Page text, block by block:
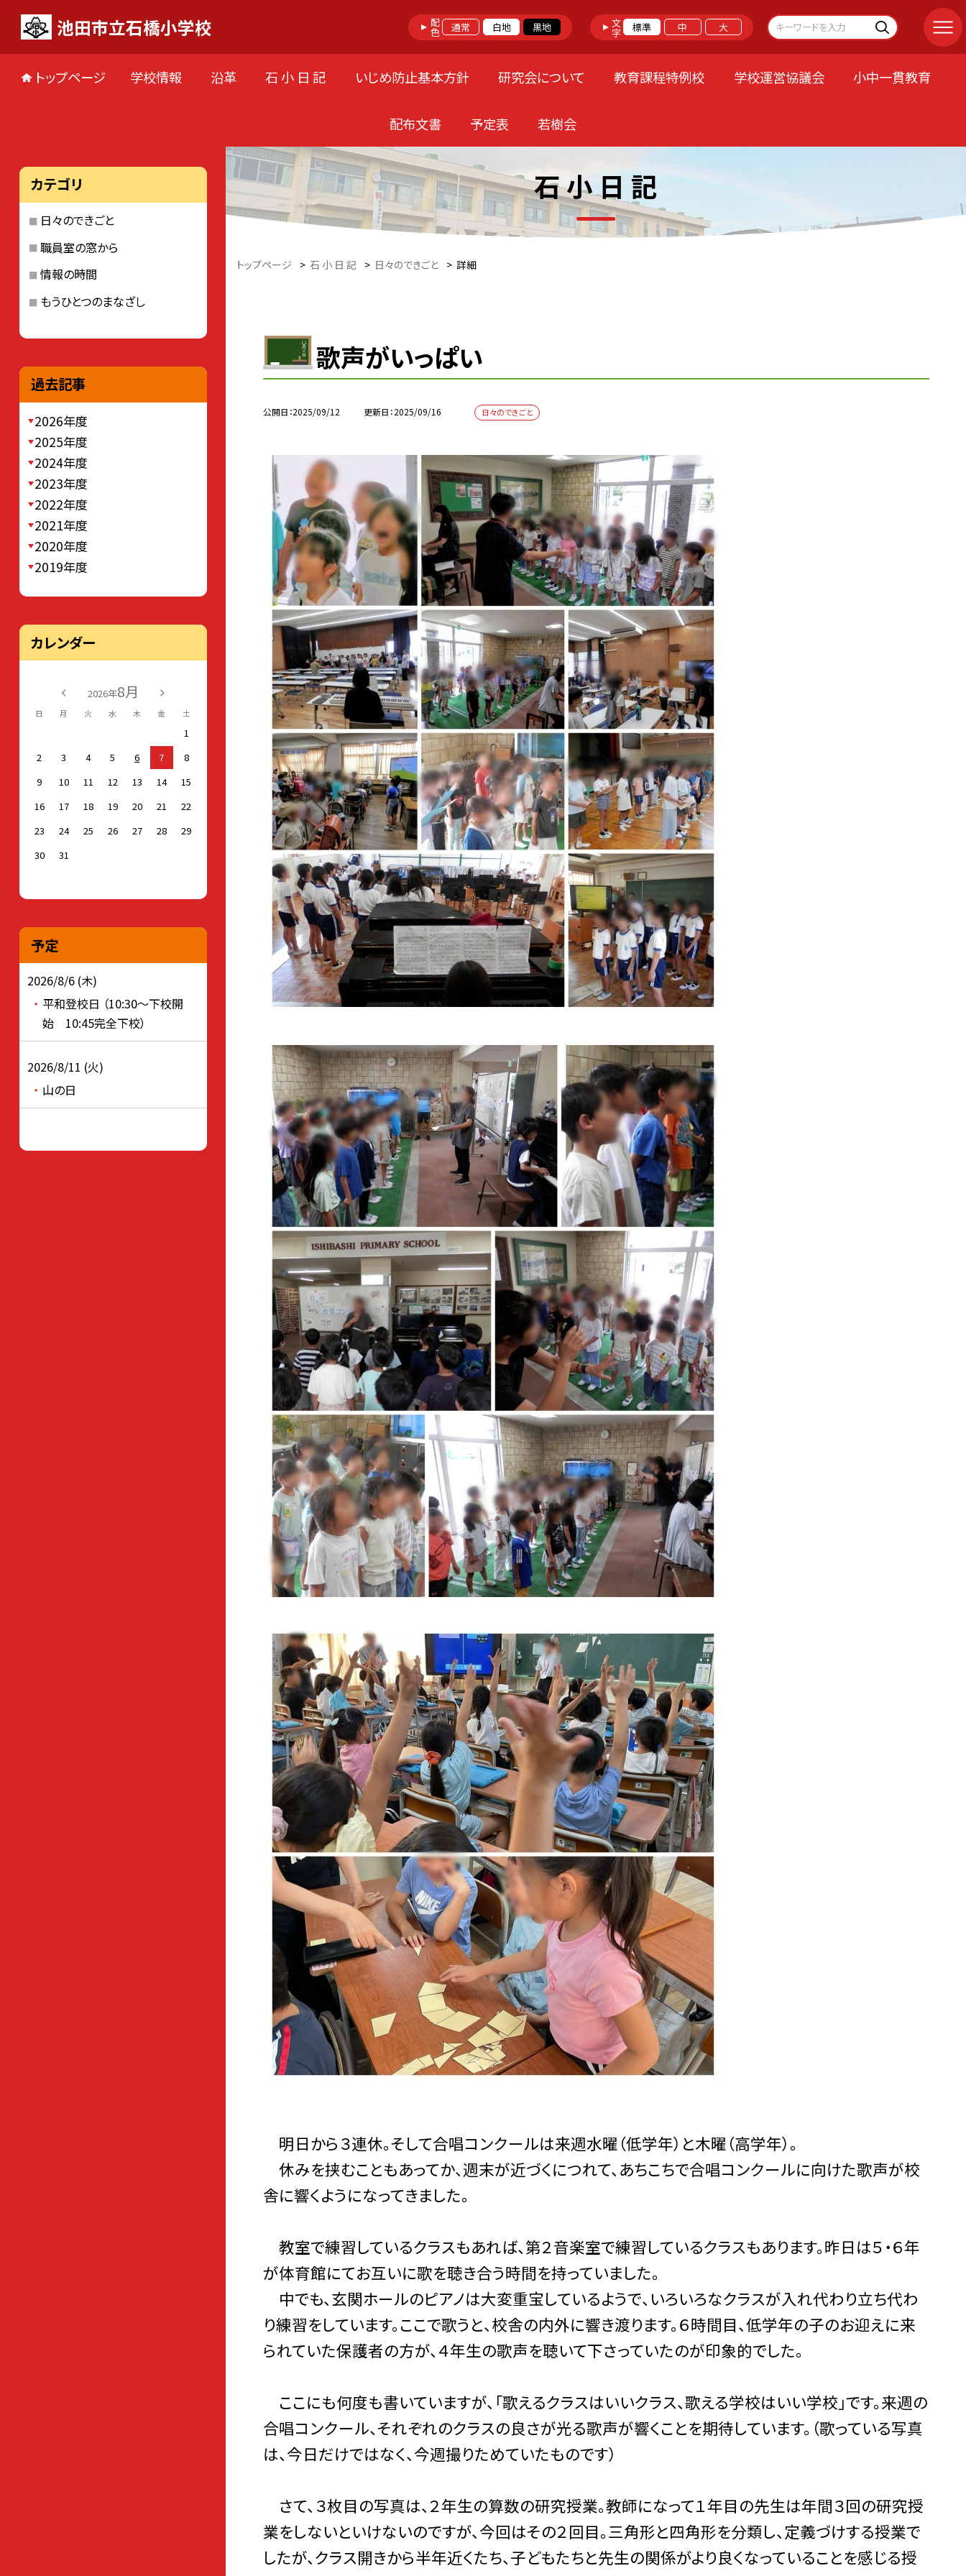
池田市立石橋小学校 配色 通常 白地 黒地 文字 標準 中 大
トップページ 学校情報 沿革 石 小 日 記 いじめ防止基本方針 研究会について 教育課程特例校 学校運営協議会 小中一貫教育
配布文書 予定表 若樹会
石 小 日 記
トップページ > 石 小 日 記 > 日々のできごと > 詳細
歌声がいっぱい
公開日 2025/09/12 更新日 2025/09/16 日々のできごと
明日から３連休。そして合唱コンクールは来週水曜（低学年）と木曜（高学年）。
休みを挟むこともあってか、週末が近づくにつれて、あちこちで合唱コンクールに向けた歌声が校
舎に響くようになってきました。
教室で練習しているクラスもあれば、第２音楽室で練習しているクラスもあります。昨日は５・６年
が体育館にてお互いに歌を聴き合う時間を持っていました。
中でも、玄関ホールのピアノは大変重宝しているようで、いろいろなクラスが入れ代わり立ち代わ
り練習をしています。ここで歌うと、校舎の内外に響き渡ります。６時間目、低学年の子のお迎えに来
られていた保護者の方が、４年生の歌声を聴いて下さっていたのが印象的でした。
ここにも何度も書いていますが、「歌えるクラスはいいクラス、歌える学校はいい学校」です。来週の
合唱コンクール、それぞれのクラスの良さが光る歌声が響くことを期待しています。（歌っている写真
は、今日だけではなく、今週撮りためていたものです）
さて、３枚目の写真は、２年生の算数の研究授業。教師になって１年目の先生は年間３回の研究授
業をしないといけないのですが、今回はその２回目。三角形と四角形を分類し、定義づけする授業で
したが、クラス開きから半年近くたち、子どもたちと先生の関係がより良くなっていることを感じる授
カテゴリ
日々のできごと
職員室の窓から
情報の時間
もうひとつのまなざし
過去記事
2026年度
2025年度
2024年度
2023年度
2022年度
2021年度
2020年度
2019年度
カレンダー
2026年8月
日 月 火 水 木 金 土
1
2
3 4 5 6 7
8
9
10 11 12 13 14
15
16
17 18 19 20 21
22
23
24 25 26 27 28
29
30
31
予定
2026/8/6 (木)
平和登校日 （10:30～下校開
始 10:45完全下校）
2026/8/11 (火)
山の日